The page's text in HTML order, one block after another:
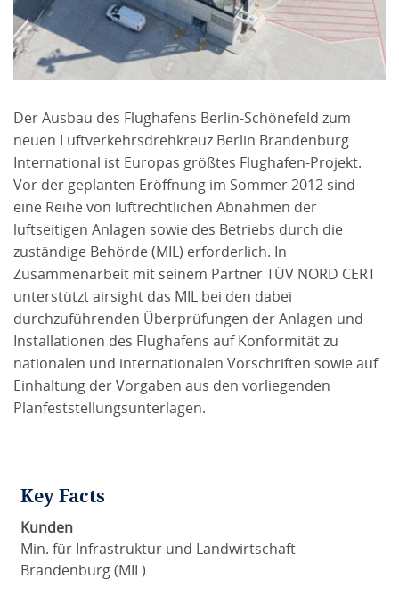
Der Ausbau des Flughafens Berlin-Schönefeld zum
neuen Luftverkehrsdrehkreuz Berlin Brandenburg
International ist Europas größtes Flughafen-Projekt.
Vor der geplanten Eröffnung im Sommer 2012 sind
eine Reihe von luftrechtlichen Abnahmen der
luftseitigen Anlagen sowie des Betriebs durch die
zuständige Behörde (MIL) erforderlich. In
Zusammenarbeit mit seinem Partner TÜV NORD CERT
unterstützt airsight das MIL bei den dabei
durchzuführenden Überprüfungen der Anlagen und
Installationen des Flughafens auf Konformität zu
nationalen und internationalen Vorschriften sowie auf
Einhaltung der Vorgaben aus den vorliegenden
Planfeststellungsunterlagen.
Key Facts
Kunden
Min. für Infrastruktur und Landwirtschaft
Brandenburg (MIL)